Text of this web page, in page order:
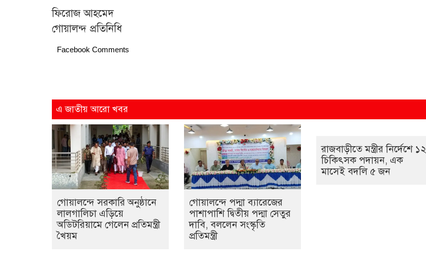
ফিরোজ আহমেদ
গোয়ালন্দ প্রতিনিধি
Facebook Comments
এ জাতীয় আরো খবর
গোয়ালন্দে সরকারি অনুষ্ঠানে
লালগালিচা এড়িয়ে
অডিটরিয়ামে গেলেন প্রতিমন্ত্রী
খৈয়ম
গোয়ালন্দে পদ্মা ব্যারেজের
পাশাপাশি দ্বিতীয় পদ্মা সেতুর
দাবি, বললেন সংস্কৃতি
প্রতিমন্ত্রী
রাজবাড়ীতে মন্ত্রীর নির্দেশে ১২
চিকিৎসক পদায়ন, এক
মাসেই বদলি ৫ জন